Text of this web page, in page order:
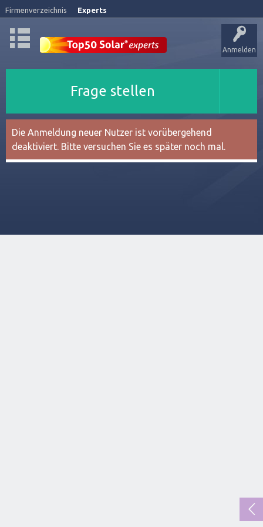
Firmenverzeichnis Experts
Anmelden
Frage stellen
Die Anmeldung neuer Nutzer ist vorübergehend
deaktiviert. Bitte versuchen Sie es später noch mal.